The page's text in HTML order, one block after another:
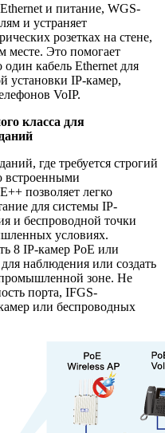
и питание, WGS-
и устраняет
розетках на стене,
месте. Это помогает
один кабель Ethernet для
установки IP-камер,
VoIP.
класса для
где требуется строгий
встроенными
позволяет легко
для системы IP-
и беспроводной точки
условиях.
8 IP-камер PoE или
наблюдения или создать
зоне. Не
порта, IFGS-
или беспроводных